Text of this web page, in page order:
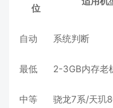
位
自动 系统判断
最低 2-3GB内存老
中等 骁龙7系/天玑